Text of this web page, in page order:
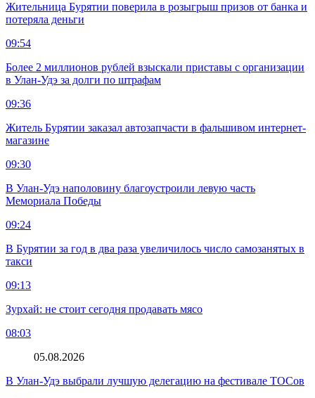
Жительница Бурятии поверила в розыгрыш призов от банка и
потеряла деньги
09:54
Более 2 миллионов рублей взыскали приставы с организации
в Улан-Удэ за долги по штрафам
09:36
Житель Бурятии заказал автозапчасти в фальшивом интернет-
магазине
09:30
В Улан-Удэ наполовину благоустроили левую часть
Мемориала Победы
09:24
В Бурятии за год в два раза увеличилось число самозанятых в
такси
09:13
Зурхай: не стоит сегодня продавать мясо
08:03
05.08.2026
В Улан-Удэ выбрали лучшую делегацию на фестивале ТОСов